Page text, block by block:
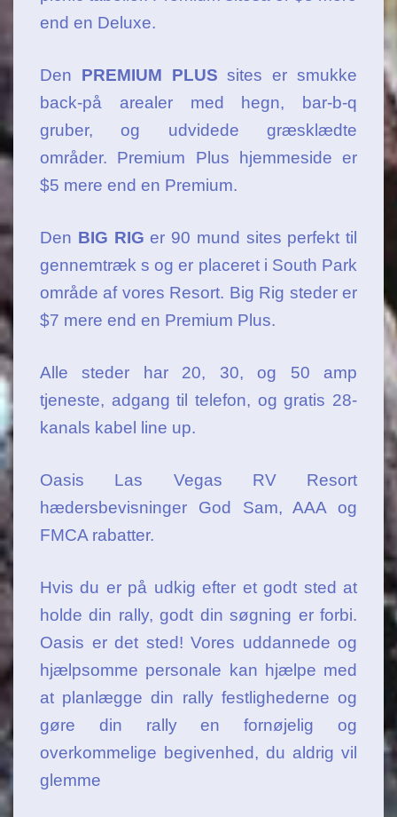
end en Deluxe.
Den PREMIUM PLUS sites er smukke
back-på arealer med hegn, bar-b-q
gruber, og udvidede græsklædte
områder. Premium Plus hjemmeside er
$5 mere end en Premium.
Den BIG RIG er 90 mund sites perfekt til
gennemtræk s og er placeret i South Park
område af vores Resort. Big Rig steder er
$7 mere end en Premium Plus.
Alle steder har 20, 30, og 50 amp
tjeneste, adgang til telefon, og gratis 28-
kanals kabel line up.
Oasis Las Vegas RV Resort
hædersbevisninger God Sam, AAA og
FMCA rabatter.
Hvis du er på udkig efter et godt sted at
holde din rally, godt din søgning er forbi.
Oasis er det sted! Vores uddannede og
hjælpsomme personale kan hjælpe med
at planlægge din rally festlighederne og
gøre din rally en fornøjelig og
overkommelige begivenhed, du aldrig vil
glemme